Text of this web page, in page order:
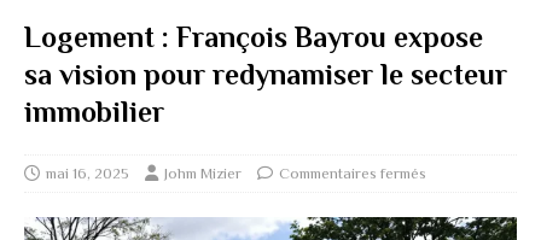
Logement : François Bayrou expose
sa vision pour redynamiser le secteur
immobilier
mai 16, 2025 Johm Mizier Commentaires fermés